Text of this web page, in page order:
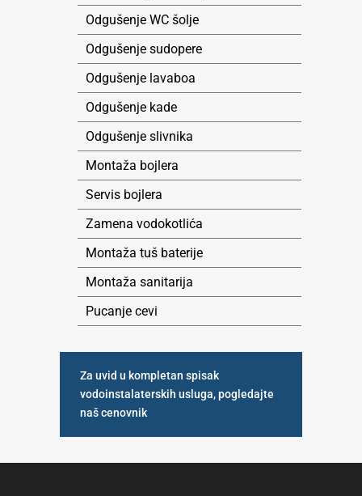
Odgušenje WC šolje
Odgušenje sudopere
Odgušenje lavaboa
Odgušenje kade
Odgušenje slivnika
Montaža bojlera
Servis bojlera
Zamena vodokotlića
Montaža tuš baterije
Montaža sanitarija
Pucanje cevi
Za uvid u kompletan spisak
vodoinstalaterskih usluga, pogledajte
naš cenovnik